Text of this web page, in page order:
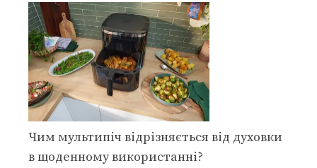
Чим мультипіч відрізняється від духовки
в щоденному використанні?